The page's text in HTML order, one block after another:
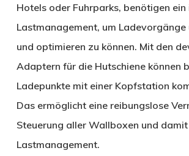
Hotels oder Fuhrparks, benötigen
Lastmanagement, um Ladevorgänge
und optimieren zu können. Mit den
Adaptern für die Hutschiene können
Ladepunkte mit einer Kopfstation
Das ermöglicht eine reibungslose
Steuerung aller Wallboxen und
Lastmanagement.